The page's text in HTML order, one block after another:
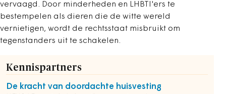
vervaagd. Door minderheden en LHBTI'ers te
bestempelen als dieren die de witte wereld
vernietigen, wordt de rechtsstaat misbruikt om
tegenstanders uit te schakelen.
Kennispartners
De kracht van doordachte huisvesting